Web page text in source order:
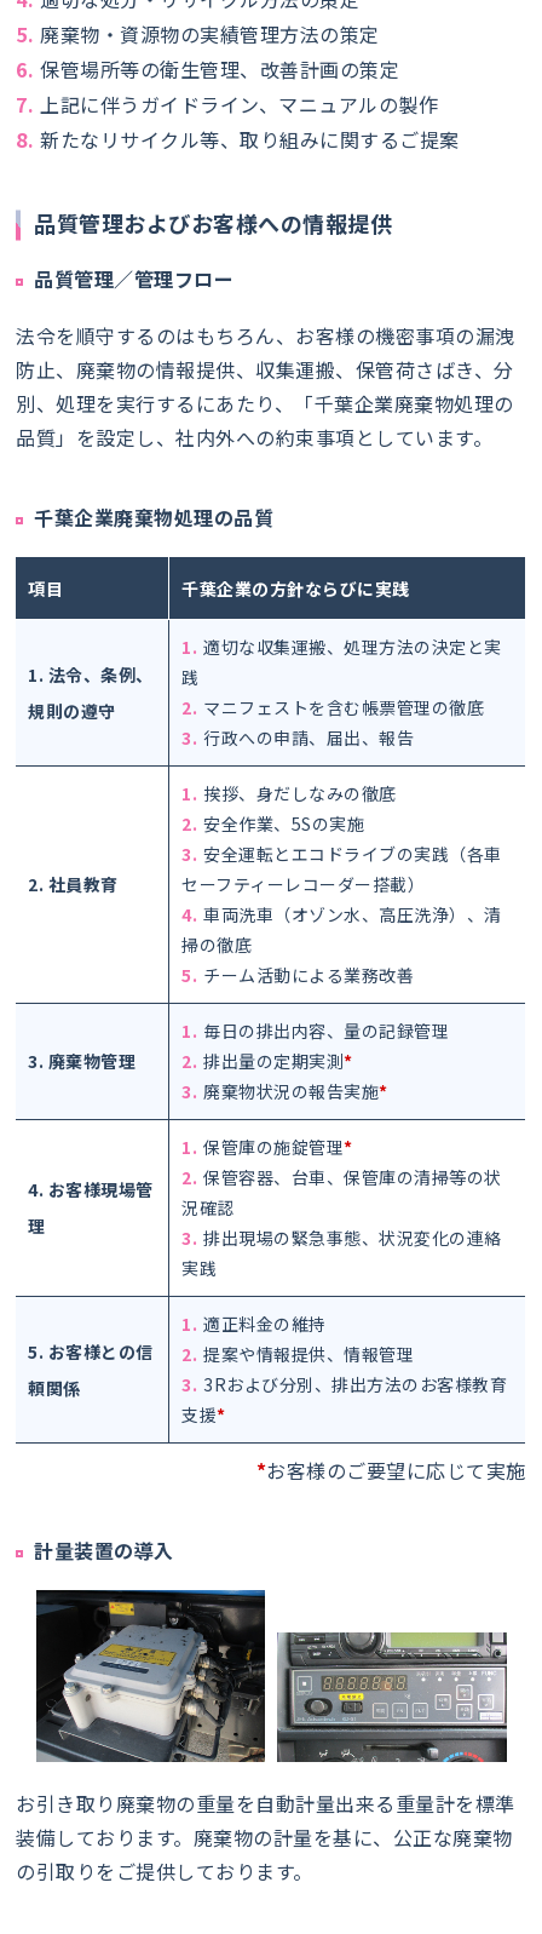
5.廃棄物・資源物の実績管理方法の策定
6.保管場所等の衛生管理、改善計画の策定
7.上記に伴うガイドライン、マニュアルの製作
8.新たなリサイクル等、取り組みに関するご提案
品質管理およびお客様への情報提供
品質管理／管理フロー
法令を順守するのはもちろん、お客様の機密事項の漏洩
防止、廃棄物の情報提供、収集運搬、保管荷さばき、分
別、処理を実行するにあたり、「千葉企業廃棄物処理の
品質」を設定し、社内外への約束事項としています。
千葉企業廃棄物処理の品質
項目 千葉企業の方針ならびに実践
1. 法令、条例、
規則の遵守
1.適切な収集運搬、処理方法の決定と実
践
2.マニフェストを含む帳票管理の徹底
3.行政への申請、届出、報告
2. 社員教育
1.挨拶、身だしなみの徹底
2.安全作業、5Sの実施
3.安全運転とエコドライブの実践（各車
セーフティーレコーダー搭載）
4.車両洗車（オゾン水、高圧洗浄）、清
掃の徹底
5.チーム活動による業務改善
3. 廃棄物管理
1.毎日の排出内容、量の記録管理
2.排出量の定期実測*
3.廃棄物状況の報告実施*
4. お客様現場管
理
1.保管庫の施錠管理*
2.保管容器、台車、保管庫の清掃等の状
況確認
3.排出現場の緊急事態、状況変化の連絡
実践
5. お客様との信
頼関係
1.適正料金の維持
2.提案や情報提供、情報管理
3.3Rおよび分別、排出方法のお客様教育
支援*
*お客様のご要望に応じて実施
計量装置の導入
お引き取り廃棄物の重量を自動計量出来る重量計を標準
装備しております。廃棄物の計量を基に、公正な廃棄物
の引取りをご提供しております。